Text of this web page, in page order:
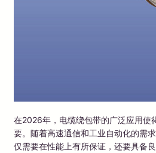
在2026年，电缆绕包带的广泛应用使
要。随着高速通信和工业自动化的需
仅需要在性能上有所保证，还要具备